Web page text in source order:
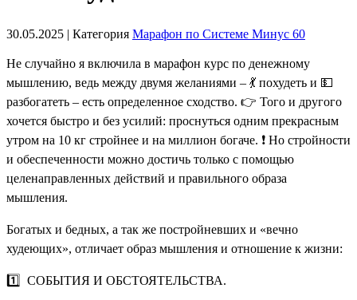
30.05.2025 | Категория Марафон по Системе Минус 60
Не случайно я включила в марафон курс по денежному
мышлению, ведь между двумя желаниями – 💃 похудеть и 💵
разбогатеть – есть определенное сходство. 👉 Того и другого
хочется быстро и без усилий: проснуться одним прекрасным
утром на 10 кг стройнее и на миллион богаче. ❗️ Но стройности
и обеспеченности можно достичь только с помощью
целенаправленных действий и правильного образа
мышления.
Богатых и бедных, а так же постройневших и «вечно
худеющих», отличает образ мышления и отношение к жизни:
1️⃣ СОБЫТИЯ И ОБСТОЯТЕЛЬСТВА.